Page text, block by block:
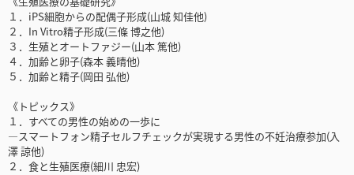
１．iPS細胞からの配偶子形成(山城 知佳他)
２．In Vitro精子形成(三條 博之他)
３．生殖とオートファジー(山本 篤他)
４．加齢と卵子(森本 義晴他)
５．加齢と精子(岡田 弘他)
《トピックス》
１．すべての男性の始めの一歩に
―スマートフォン精子セルフチェックが実現する男性の不妊治療参加(入
澤 諒他)
２．食と生殖医療(細川 忠宏)